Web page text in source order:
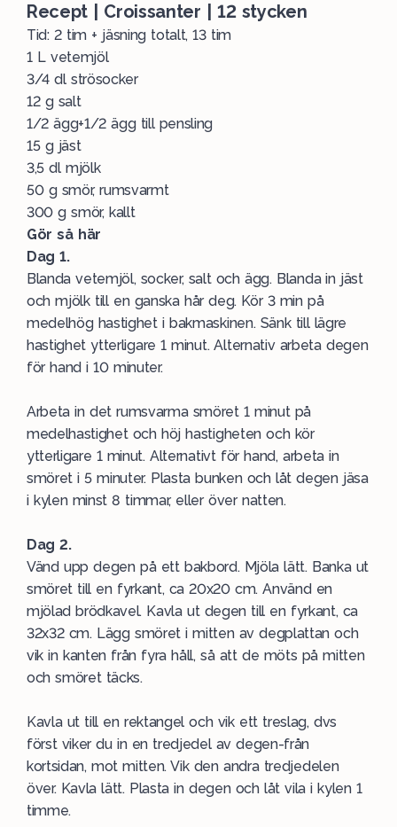
Recept | Croissanter | 12 stycken
Tid: 2 tim + jäsning totalt, 13 tim
1 L vetemjöl
3/4 dl strösocker
12 g salt
1/2 ägg+1/2 ägg till pensling
15 g jäst
3,5 dl mjölk
50 g smör, rumsvarmt
300 g smör, kallt
Gör så här
Dag 1.
Blanda vetemjöl, socker, salt och ägg. Blanda in jäst
och mjölk till en ganska hår deg. Kör 3 min på
medelhög hastighet i bakmaskinen. Sänk till lägre
hastighet ytterligare 1 minut. Alternativ arbeta degen
för hand i 10 minuter.
Arbeta in det rumsvarma smöret 1 minut på
medelhastighet och höj hastigheten och kör
ytterligare 1 minut. Alternativt för hand, arbeta in
smöret i 5 minuter. Plasta bunken och låt degen jäsa
i kylen minst 8 timmar, eller över natten.
Dag 2.
Vänd upp degen på ett bakbord. Mjöla lätt. Banka ut
smöret till en fyrkant, ca 20x20 cm. Använd en
mjölad brödkavel. Kavla ut degen till en fyrkant, ca
32x32 cm. Lägg smöret i mitten av degplattan och
vik in kanten från fyra håll, så att de möts på mitten
och smöret täcks.
Kavla ut till en rektangel och vik ett treslag, dvs
först viker du in en tredjedel av degen-från
kortsidan, mot mitten. Vik den andra tredjedelen
över. Kavla lätt. Plasta in degen och låt vila i kylen 1
timme.